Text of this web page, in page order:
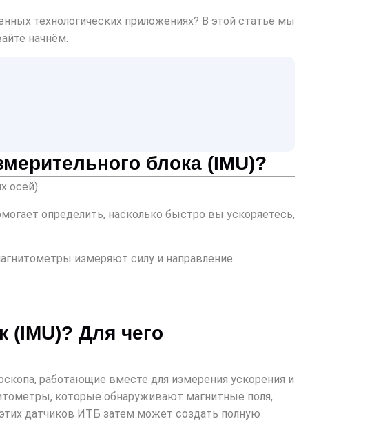
технологических приложениях? В этой статье мы
начнём.
блока (IMU)?
осей).
определить, насколько быстро вы ускоряетесь,
измеряют силу и направление
(IMU)? Для чего
работающие вместе для измерения ускорения и
которые обнаруживают магнитные поля,
датчиков ИТБ затем может создать полную